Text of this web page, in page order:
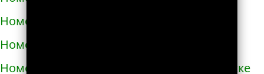
Номера телефонов такси в Шполе
Номера телефонов такси в Энергодаре
Номера телефонов такси в Южноукраинске